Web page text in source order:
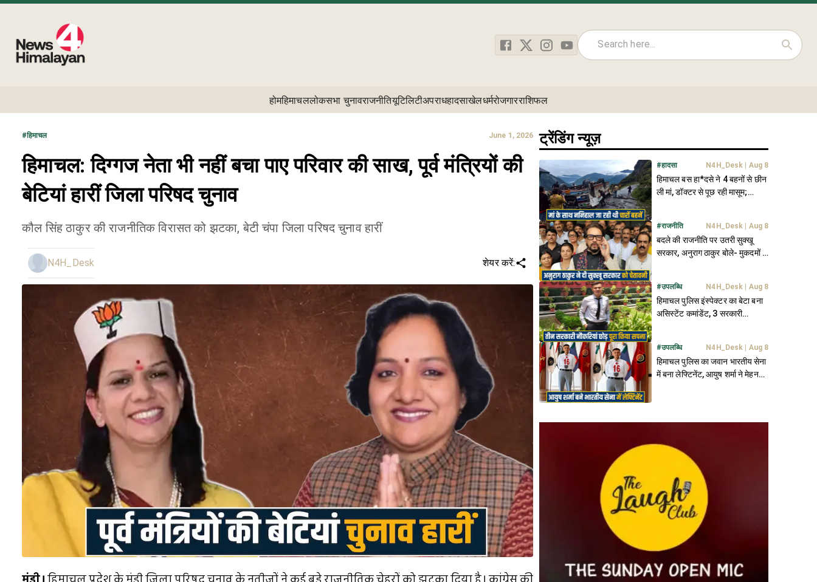
होमहिमाचललोकसभा चुनावराजनीतियूटिलिटीअपराधहादसाखेलधर्मरोजगारराशिफल
#हिमाचल June 1, 2026
हिमाचल: दिग्गज नेता भी नहीं बचा पाए परिवार की साख, पूर्व मंत्रियों की
बेटियां हारीं जिला परिषद चुनाव
कौल सिंह ठाकुर की राजनीतिक विरासत को झटका, बेटी चंपा जिला परिषद चुनाव हारीं
N4H_Desk शेयर करें:
ट्रेंडिंग न्यूज़
#हादसा N4H_Desk Aug 8
हिमाचल बस हा*दसे ने 4 बहनों से छीन
ली मां, डॉक्टर से पूछ रही मासूम;
#राजनीति N4H_Desk Aug 8
बदले की राजनीति पर उतरी सुक्खू
सरकार, अनुराग ठाकुर बोले- मुकदमों से
#उपलब्धि N4H_Desk Aug 8
हिमाचल पुलिस इंस्पेक्टर का बेटा बना
असिस्टेंट कमांडेंट, 3 सरकारी
#उपलब्धि N4H_Desk Aug 8
हिमाचल पुलिस का जवान भारतीय सेना
में बना लेफ्टिनेंट, आयुष शर्मा ने मेहनत